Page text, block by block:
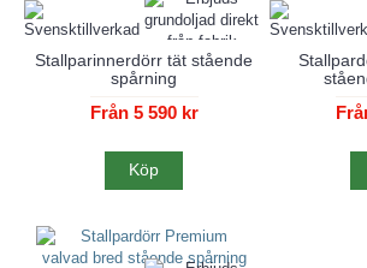
Stallparinnerdörr tät stående
spårning
Från 5 590 kr
Köp